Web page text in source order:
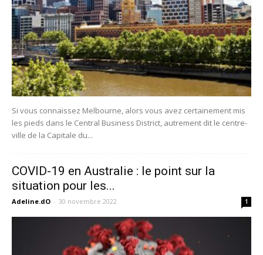
Si vous connaissez Melbourne, alors vous avez certainement mis
les pieds dans le Central Business District, autrement dit le centre-
ville de la Capitale du...
COVID-19 en Australie : le point sur la
situation pour les...
Adeline.dO - 30 novembre 2022 1